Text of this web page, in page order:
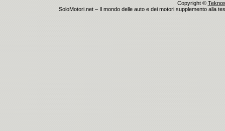
Copyright ©
SoloMotori.net – Il mondo delle auto e dei motori supplemento alla